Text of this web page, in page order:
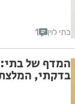
בתי לוין 1
המדף של
בדקתי,